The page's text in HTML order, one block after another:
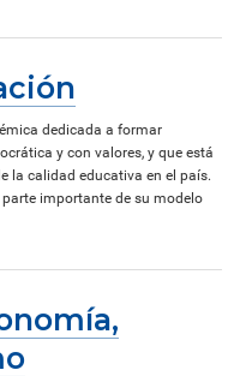
dedicada a formar
y con valores, y que está
la calidad educativa en el país.
importante de su modelo